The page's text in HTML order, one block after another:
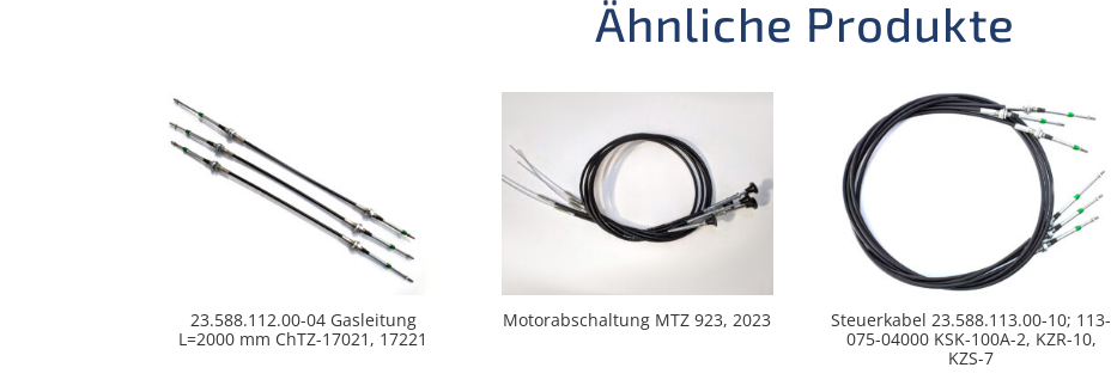
Ähnliche Produkte
23.588.112.00-04 Gasleitung
L=2000 mm ChTZ-17021, 17221
Motorabschaltung MTZ 923, 2023
Steuerkabel 23.588.113.00-10; 113-
075-04000 KSK-100A-2, KZR-10,
KZS-7